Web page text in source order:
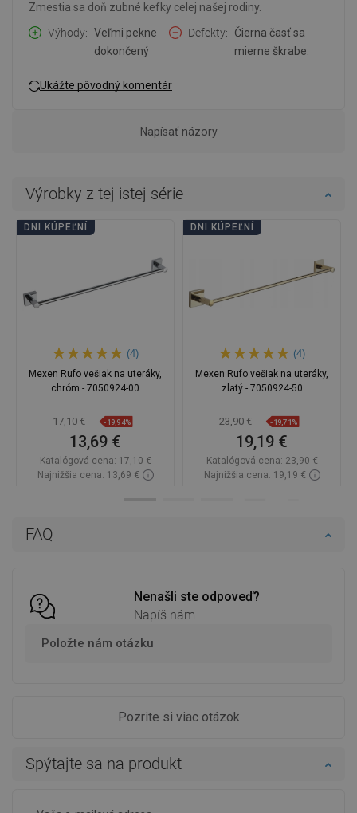
FAQ
Nenašli ste odpoveď?
Napíš nám
Položte nám otázku
Pozrite si viac otázok
Zmestia sa doň zubné kefky celej našej rodiny.
Výhody
Veľmi pekne
dokončený
Defekty
Čierna časť sa
mierne škrabe.
Ukážte pôvodný komentár
Napísať názory
Spýtajte sa na produkt
Výrobky z tej istej série
DNI KÚPEĽNÍ
(4)
Mexen Rufo vešiak na uteráky,
chróm - 7050924-00
17,10 € -19,94%
13,69 €
Katalógová cena: 17,10 €
Najnižšia cena: 13,69 €
DNI KÚPEĽNÍ
(4)
Mexen Rufo vešiak na uteráky,
zlatý - 7050924-50
23,90 € -19,71%
19,19 €
Katalógová cena: 23,90 €
Najnižšia cena: 19,19 €